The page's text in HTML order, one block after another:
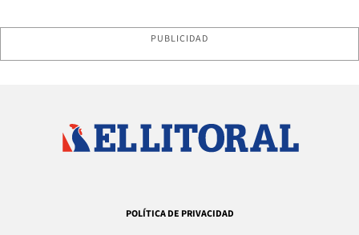
PUBLICIDAD
POLÍTICA DE PRIVACIDAD